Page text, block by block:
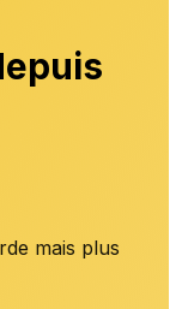
mais plus